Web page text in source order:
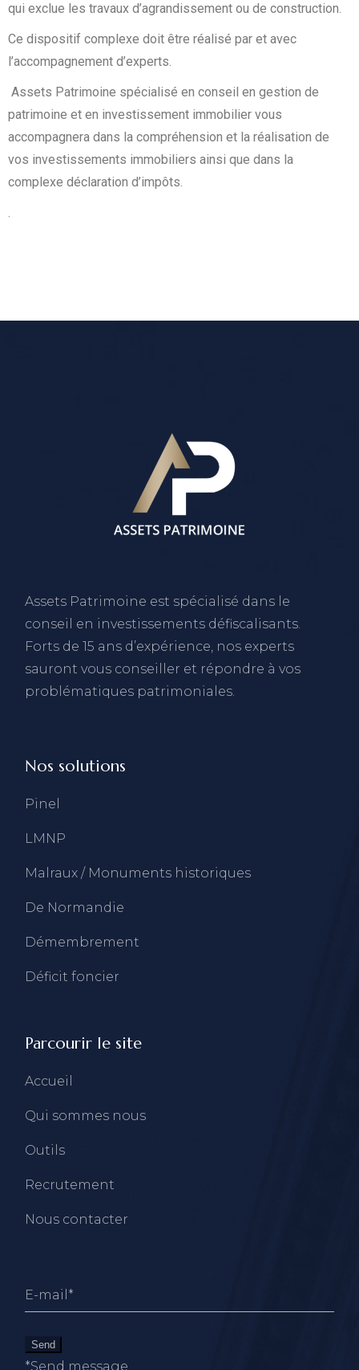
qui exclue les travaux d’agrandissement ou de construction.
Ce dispositif complexe doit être réalisé par et avec
l’accompagnement d’experts.
Assets Patrimoine spécialisé en conseil en gestion de
patrimoine et en investissement immobilier vous
accompagnera dans la compréhension et la réalisation de
vos investissements immobiliers ainsi que dans la
complexe déclaration d’impôts.
.
Assets Patrimoine est spécialisé dans le
conseil en investissements défiscalisants.
Forts de 15 ans d’expérience, nos experts
sauront vous conseiller et répondre à vos
problématiques patrimoniales.
Nos solutions
Pinel
LMNP
Malraux / Monuments historiques
De Normandie
Démembrement
Déficit foncier
Parcourir le site
Accueil
Qui sommes nous
Outils
Recrutement
Nous contacter
Send
*Send message